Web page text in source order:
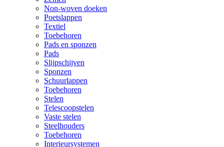
Non-woven doeken
Poetslappen
Textiel
Toebehoren
Pads en sponzen
Pads
Slijpschijven
Sponzen
Schuurlappen
Toebehoren
Stelen
Telescoopstelen
Vaste stelen
Steelhouders
Toebehoren
Interieursystemen